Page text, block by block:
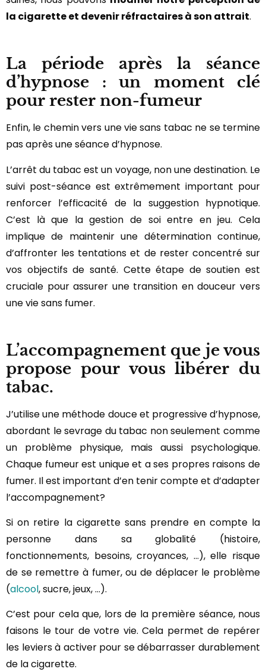
la cigarette et devenir réfractaires à son attrait.
La période après la séance
d’hypnose : un moment clé
pour rester non-fumeur
Enfin, le chemin vers une vie sans tabac ne se termine
pas après une séance d’hypnose.
L’arrêt du tabac est un voyage, non une destination. Le
suivi post-séance est extrêmement important pour
renforcer l’efficacité de la suggestion hypnotique.
C’est là que la gestion de soi entre en jeu. Cela
implique de maintenir une détermination continue,
d’affronter les tentations et de rester concentré sur
vos objectifs de santé. Cette étape de soutien est
cruciale pour assurer une transition en douceur vers
une vie sans fumer.
L’accompagnement que je vous
propose pour vous libérer du
tabac.
J’utilise une méthode douce et progressive d’hypnose,
abordant le sevrage du tabac non seulement comme
un problème physique, mais aussi psychologique.
Chaque fumeur est unique et a ses propres raisons de
fumer. Il est important d’en tenir compte et d’adapter
l’accompagnement?
Si on retire la cigarette sans prendre en compte la
personne dans sa globalité (histoire,
fonctionnements, besoins, croyances, …), elle risque
de se remettre à fumer, ou de déplacer le problème
(alcool, sucre, jeux, …).
C’est pour cela que, lors de la première séance, nous
faisons le tour de votre vie. Cela permet de repérer
les leviers à activer pour se débarrasser durablement
de la cigarette.